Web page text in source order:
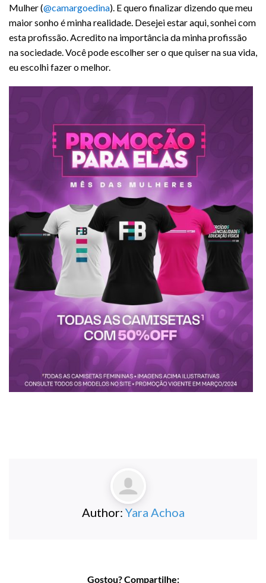
Mulher (@camargoedina). E quero finalizar dizendo que meu
maior sonho é minha realidade. Desejei estar aqui, sonhei com
esta profissão. Acredito na importância da minha profissão
na sociedade. Você pode escolher ser o que quiser na sua vida,
eu escolhi fazer o melhor.
Author: Yara Achoa
Gostou? Compartilhe: